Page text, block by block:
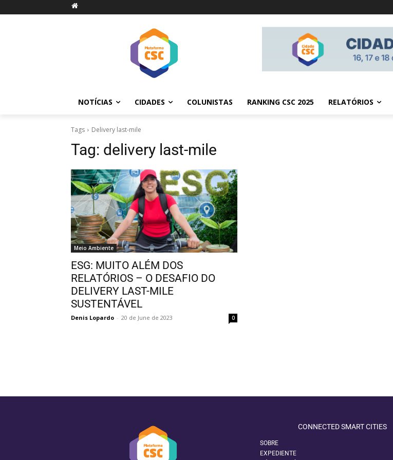
NOTÍCIAS CIDADES COLUNISTAS RANKING CSC 2025 RELATÓRIOS
Tags Delivery last-mile
Tag: delivery last-mile
Meio Ambiente
ESG: MUITO ALÉM DOS
RELATÓRIOS – O DESAFIO DO
DELIVERY LAST-MILE
SUSTENTÁVEL
Denis Lopardo - 20 de June de 2023 0
CONNECTED SMART CITIES
SOBRE
EXPEDIENTE